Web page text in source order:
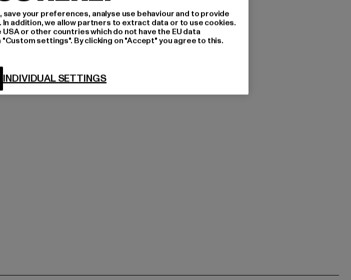
your preferences, analyse use behaviour and to provide
addition, we allow partners to extract data or to use cookies.
or other countries which do not have the EU data
settings". By clicking on "Accept" you agree to this.
INDIVIDUAL SETTINGS